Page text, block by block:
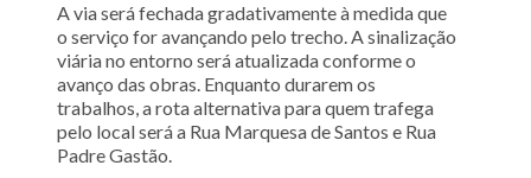
A via será fechada gradativamente à medida que
o serviço for avançando pelo trecho. A sinalização
viária no entorno será atualizada conforme o
avanço das obras. Enquanto durarem os
trabalhos, a rota alternativa para quem trafega
pelo local será a Rua Marquesa de Santos e Rua
Padre Gastão.